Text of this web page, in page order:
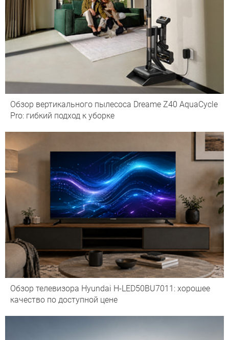
Обзор вертикального пылесоса Dreame Z40 AquaCycle
Pro: гибкий подход к уборке
Обзор телевизора Hyundai H-LED50BU7011: хорошее
качество по доступной цене